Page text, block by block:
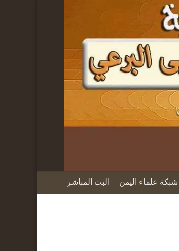
شبكة علماء اليمن البث المباشر